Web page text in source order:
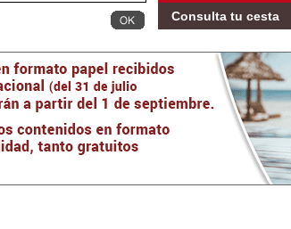
Consulta tu cesta